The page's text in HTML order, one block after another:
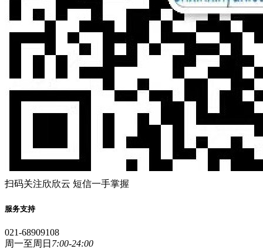
扫码关注欣欣云 短信一手掌握
服务支持
021-68909108
周一至周日 7:00-24:00